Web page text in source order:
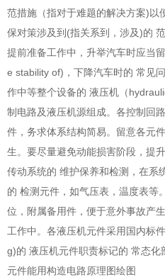
范措施（指对于难题的解决方案)以
保对策涉及到(指关系到，涉及)的
提前准备工作中，升举汽车时应当
e stability of)，下降汽车时的 常见
作中等整个设备的 液压机（
制电路及液压机源组成。各控制回
件，务求体系结构简易。留意各元
生。要尽量避免动能损害阶段，提
传动系统的 维护保养和检测，在系
的 检测元件，如气压表，温度表等
位，附属备用件，便于意外事故产
工作中。各液压机元件采用国内标
g)的 液压机元件职责标记的 常态
元件能用构造电路原理图绘图